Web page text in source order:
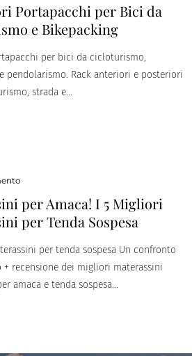
Portapacchi per Bici da
e Bikepacking
per bici da cicloturismo,
pendolarismo. Rack anteriori e posteriori
strada e...
per Amaca! I 5 Migliori
per Tenda Sospesa
per tenda sospesa Un confronto
recensione dei migliori materassini
amaca e tenda sospesa...